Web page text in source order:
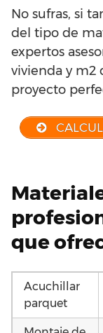
No sufras, si
del tipo de
expertos
vivienda y m2
proyecto
que
Acuchillar
parquet